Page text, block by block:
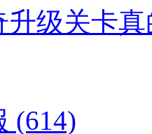
升级关卡
(614)